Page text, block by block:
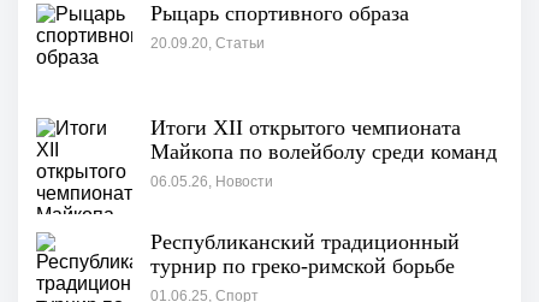
Рыцарь спортивного образа
20.09.20, Статьи
Итоги XII открытого чемпионата
Майкопа по волейболу среди команд
06.05.26, Новости
Республиканский традиционный
турнир по греко-римской борьбе
01.06.25, Спорт